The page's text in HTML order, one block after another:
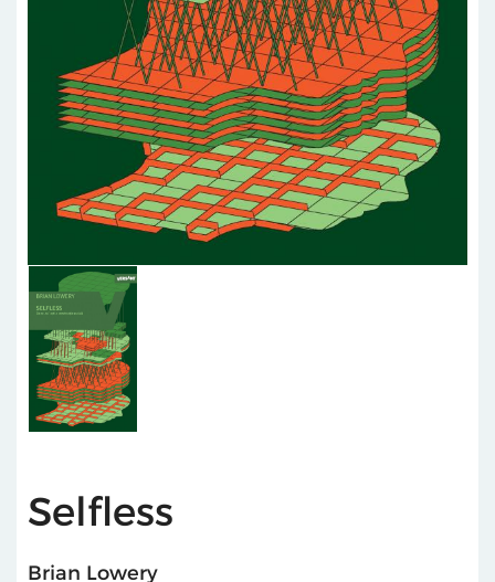
Selfless
Brian Lowery